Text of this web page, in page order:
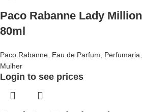
Paco Rabanne Lady Million
80ml
Paco Rabanne Eau de Parfum Perfumaria
Mulher
Login to see prices